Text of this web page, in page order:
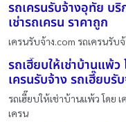
รถเครนรับจ้างอุทัย บริ
เช่ารถเครน ราคาถูก
เครนรับจ้าง.com รถเครนรับ
รถเฮี๊ยบให้เช่าบ้านแพ้
เครนรับจ้าง รถเฮี๊ยบรั
รถเฮี๊ยบให้เช่าบ้านแพ้ว โดย
เครน